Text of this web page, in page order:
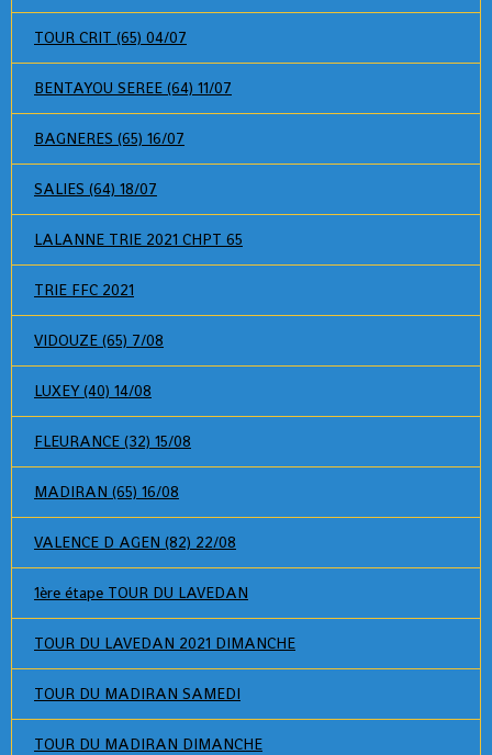
TOUR CRIT (65) 04/07
BENTAYOU SEREE (64) 11/07
BAGNERES (65) 16/07
SALIES (64) 18/07
LALANNE TRIE 2021 CHPT 65
TRIE FFC 2021
VIDOUZE (65) 7/08
LUXEY (40) 14/08
FLEURANCE (32) 15/08
MADIRAN (65) 16/08
VALENCE D AGEN (82) 22/08
1ère étape TOUR DU LAVEDAN
TOUR DU LAVEDAN 2021 DIMANCHE
TOUR DU MADIRAN SAMEDI
TOUR DU MADIRAN DIMANCHE